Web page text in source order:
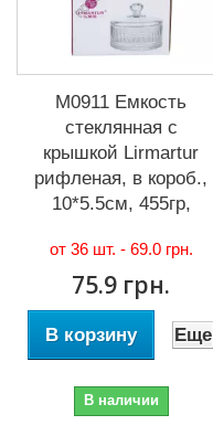
М0911 Емкость
стеклянная с
крышкой Lirmartur
рифленая, в короб.,
10*5.5см, 455гр,
от 36 шт. - 69.0 грн.
75.9 грн.
В корзину Еще
В наличии